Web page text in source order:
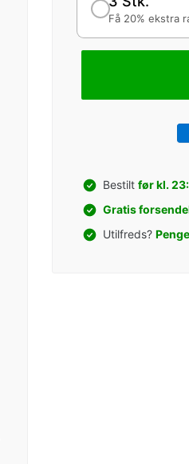
Få 20% ekstra
Bestilt før kl.
Gratis
Utilfreds?